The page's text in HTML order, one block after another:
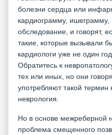
болезни сердца или
кардиограмму, ишеграмму,
обследование, и говорят,
такие, которые вызывали
кардиологи уже не один
Обратитесь к
тех или иных, но они
употребляют такой термин
неврология.
Но в основе межреберной
проблема смещенного